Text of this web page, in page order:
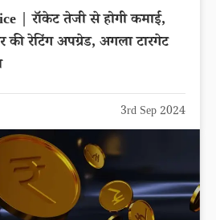
| रॉकेट तेजी से होगी कमाई,
की रेटिंग अपग्रेड, अगला टारगेट
3rd Sep 2024